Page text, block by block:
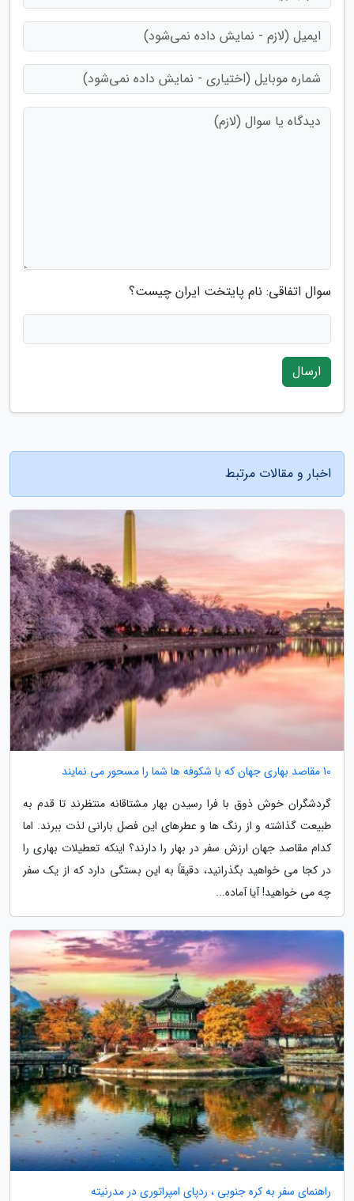
سوال اتفاقی: نام پایتخت ایران چیست؟
ارسال
اخبار و مقالات مرتبط
10 مقاصد بهاری جهان که با شکوفه ها شما را مسحور می نمایند
گردشگران خوش ذوق با فرا رسیدن بهار مشتاقانه منتظرند تا قدم به
طبیعت گذاشته و از رنگ ها و عطرهای این فصل بارانی لذت ببرند. اما
کدام مقاصد جهان ارزش سفر در بهار را دارند؟ اینکه تعطیلات بهاری را
در کجا می خواهید بگذرانید، دقیقاً به این بستگی دارد که از یک سفر
چه می خواهید! آیا آماده...
راهنمای سفر به کره جنوبی ، ردپای امپراتوری در مدرنیته